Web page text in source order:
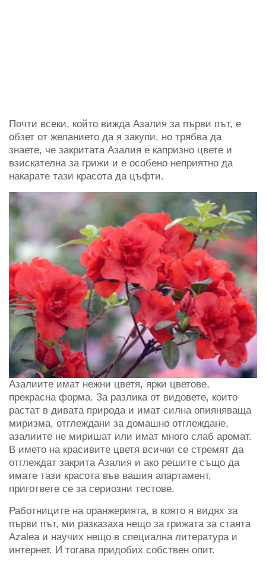
Почти всеки, който вижда Азалия за първи път, е
обзет от желанието да я закупи, но трябва да
знаете, че закритата Азалия е капризно цвете и
взискателна за грижи и е особено неприятно да
накарате тази красота да цъфти.
Азалиите имат нежни цветя, ярки цветове,
прекрасна форма. За разлика от видовете, които
растат в дивата природа и имат силна опияняваща
миризма, отглеждани за домашно отглеждане,
азалиите не миришат или имат много слаб аромат.
В името на красивите цветя всички се стремят да
отглеждат закрита Азалия и ако решите също да
имате тази красота във вашия апартамент,
пригответе се за сериозни тестове.
Работниците на оранжерията, в която я видях за
първи път, ми разказаха нещо за грижата за стаята
Azalea и научих нещо в специална литература и
интернет. И тогава придобих собствен опит.